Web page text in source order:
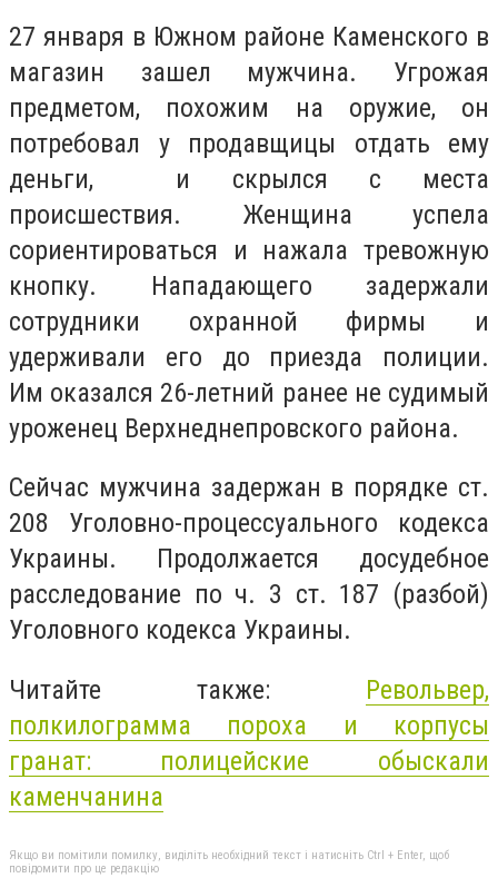
27 января ​​в Южном районе Каменского в
магазин зашел мужчина. Угрожая
предметом, похожим на оружие, он
потребовал у продавщицы отдать ему
деньги, и скрылся с места
происшествия. Женщина успела
сориентироваться и нажала тревожную
кнопку. Нападающего задержали
сотрудники охранной фирмы и
удерживали его до приезда полиции.
Им оказался 26-летний ранее не судимый
уроженец Верхнеднепровского района.
Сейчас мужчина задержан в порядке ст.
208 Уголовно-процессуального кодекса
Украины. Продолжается досудебное
расследование по ч. 3 ст. 187 (разбой)
Уголовного кодекса Украины.
Читайте также: Револьвер,
полкилограмма пороха и корпусы
гранат: полицейские обыскали
каменчанина
Якщо ви помітили помилку, виділіть необхідний текст і натисніть Ctrl + Enter, щоб
повідомити про це редакцію